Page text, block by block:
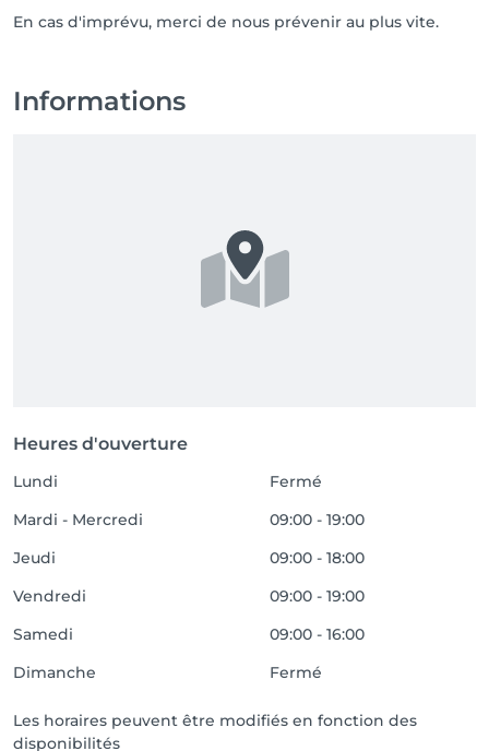
En cas d'imprévu, merci de nous prévenir au plus vite.
Informations
Heures d'ouverture
Lundi
Fermé
Mardi - Mercredi
09:00 - 19:00
Jeudi
09:00 - 18:00
Vendredi
09:00 - 19:00
Samedi
09:00 - 16:00
Dimanche
Fermé
Les horaires peuvent être modifiés en fonction des
disponibilités